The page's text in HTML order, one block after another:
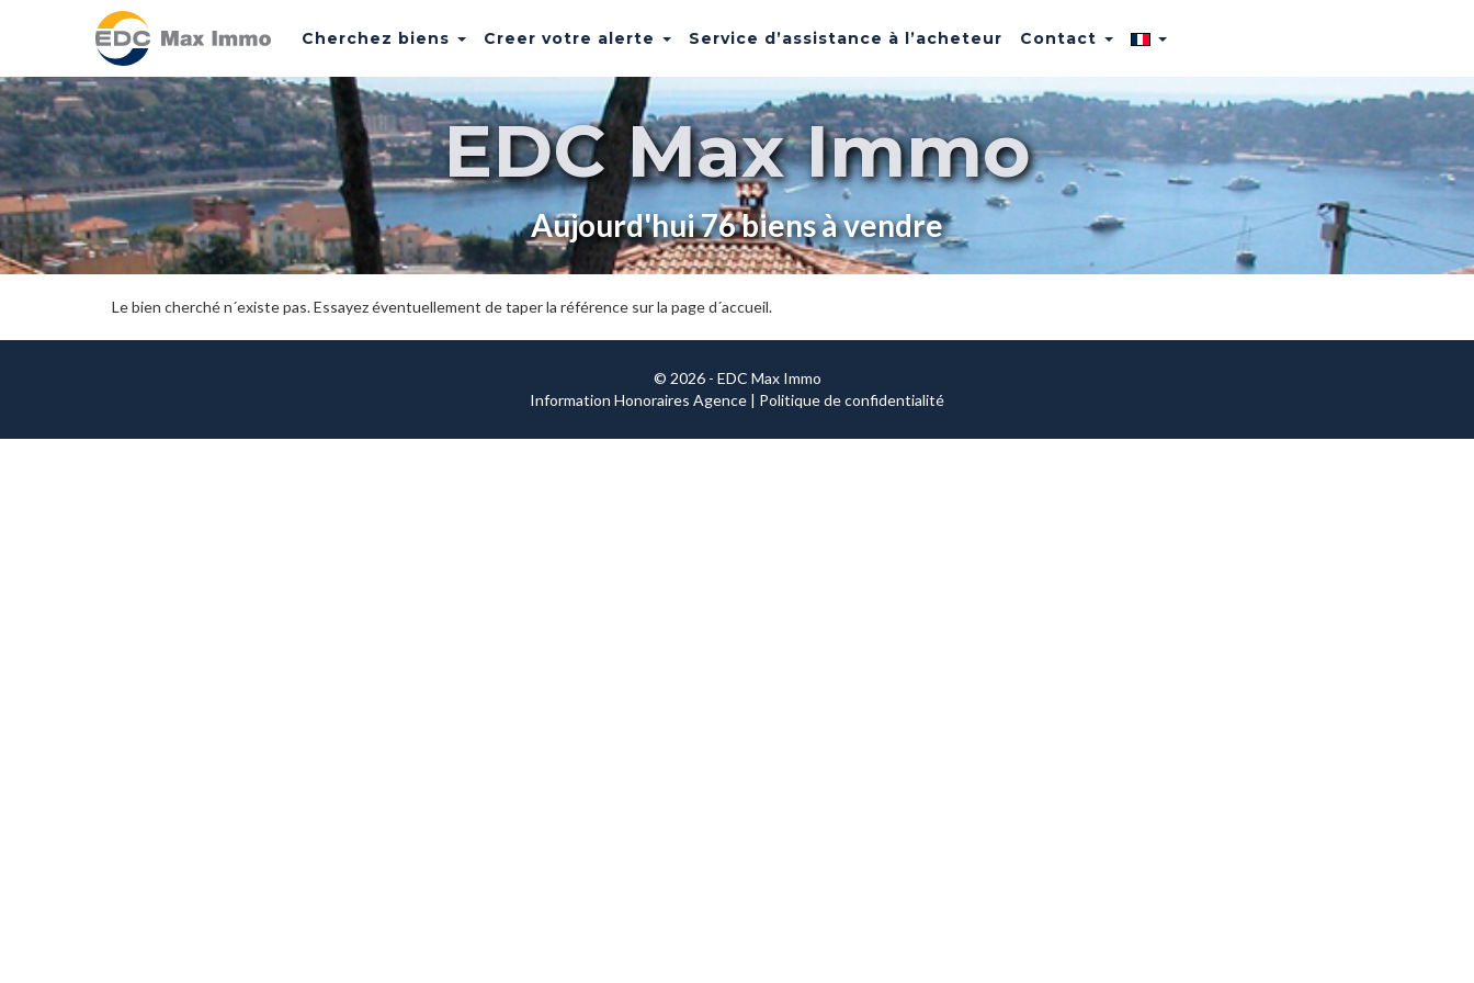
Cherchez biens Creer votre alerte Service d’assistance à l’acheteur Contact
EDC Max Immo
Aujourd'hui 76 biens à vendre
Le bien cherché n´existe pas. Essayez éventuellement de taper la référence sur la page d´accueil.
© 2026 - EDC Max Immo
Information Honoraires Agence | Politique de confidentialité